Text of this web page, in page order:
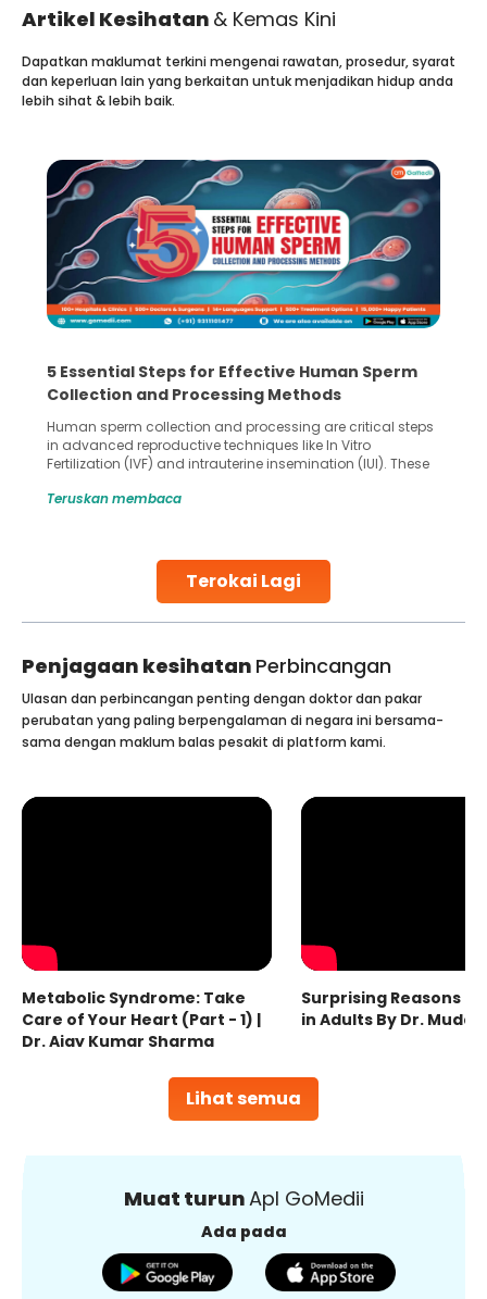
Artikel Kesihatan & Kemas Kini
Terokai Lagi
Dapatkan maklumat terkini mengenai rawatan, prosedur, syarat
dan keperluan lain yang berkaitan untuk menjadikan hidup anda
lebih sihat & lebih baik.
5 Essential Steps for Effective Human Sperm
Collection and Processing Methods
Human sperm collection and processing are critical steps
in advanced reproductive techniques like In Vitro
Fertilization (IVF) and intrauterine insemination (IUI). These
challenges and help couples achieve their dream of
collected, they process the
Teruskan membaca
Penjagaan kesihatan Perbincangan
Lihat semua
Ulasan dan perbincangan penting dengan doktor dan pakar
perubatan yang paling berpengalaman di negara ini bersama-
sama dengan maklum balas pesakit di platform kami.
Metabolic Syndrome: Take
Care of Your Heart (Part - 1) |
Dr. Ajay Kumar Sharma
Surprising Reasons
in Adults By Dr.
Muat turunApl GoMedii
Ada pada